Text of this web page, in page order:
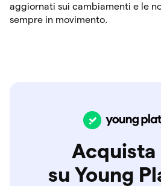
aggiornati sui cambiamenti e le
sempre in movimento.
Acquista
su Young